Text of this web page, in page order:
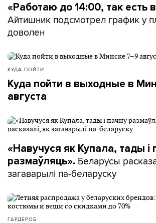
«Работаю до 14:00, так есть
Айтишник подсмотрел график у
доволен
КУДА ПОЙТИ
Куда пойти в выходные в
августа
«Навучуся як Купала, тады і
размаўляць». Беларусы
загаварылі па-беларуску
ГАРДЕРОБ